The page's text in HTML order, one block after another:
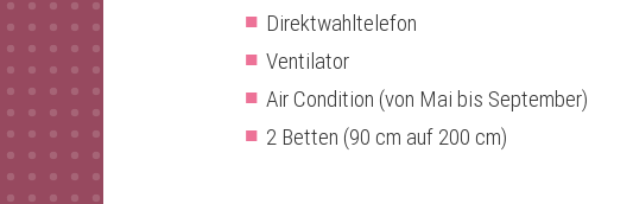
Direktwahltelefon
Ventilator
Air Condition (von Mai bis September)
2 Betten (90 cm auf 200 cm)